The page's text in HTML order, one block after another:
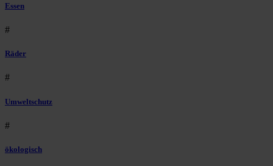
Essen
#
Räder
#
Umweltschutz
#
ökologisch